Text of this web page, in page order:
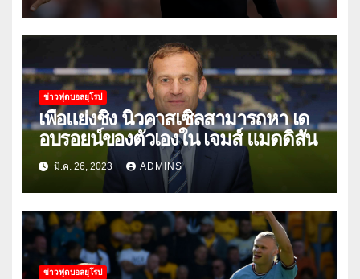
ข่าวฟุตบอลยุโรป
เพื่อแย่งชิง นิวคาสเซิ่ลสามารถหา เด
อบรอยน์ของตัวเองใน เจมส์ แมดดิสัน
มี.ค. 26, 2023 ADMINS
ข่าวฟุตบอลยุโรป